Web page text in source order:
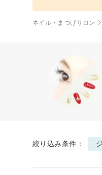
ネイル・まつげサロン
絞り込み条件：